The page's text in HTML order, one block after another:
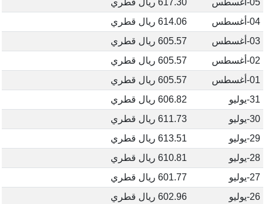
05-أغسطس
617.30 ريال قطري
04-أغسطس
614.06 ريال قطري
03-أغسطس
605.57 ريال قطري
02-أغسطس
605.57 ريال قطري
01-أغسطس
605.57 ريال قطري
31-يوليو
606.82 ريال قطري
30-يوليو
611.73 ريال قطري
29-يوليو
613.51 ريال قطري
28-يوليو
610.81 ريال قطري
27-يوليو
601.77 ريال قطري
26-يوليو
602.96 ريال قطري